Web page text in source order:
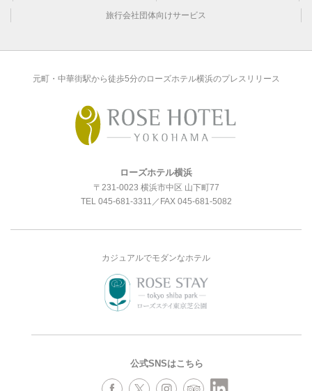
旅行会社団体向けサービス
元町・中華街駅から徒歩5分のローズホテル横浜のプレスリリース
ローズホテル横浜
〒231-0023 横浜市中区 山下町77
TEL 045-681-3311 ／FAX 045-681-5082
カジュアルでモダンなホテル
公式SNSはこちら